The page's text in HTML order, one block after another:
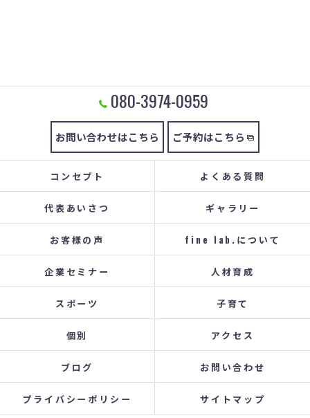
080-3974-0959
お問い合わせはこちら ご予約はこちら
コンセプト よくある質問
代表あいさつ ギャラリー
お客様の声 fine lab.について
企業セミナー 人材育成
スポーツ 子育て
個別 アクセス
ブログ お問い合わせ
プライバシーポリシー サイトマップ